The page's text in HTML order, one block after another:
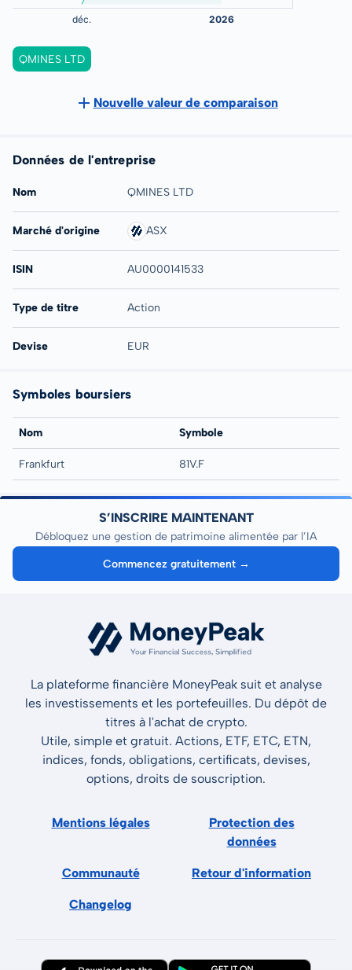
QMINES LTD
Nouvelle valeur de comparaison
Données de l'entreprise
Nom QMINES LTD
Marché d'origine ASX
ISIN AU0000141533
Type de titre Action
Devise EUR
Symboles boursiers
Nom Symbole
Frankfurt 81V.F
S’INSCRIRE MAINTENANT
Débloquez une gestion de patrimoine alimentée par l’IA
Commencez gratuitement →
La plateforme financière MoneyPeak suit et analyse
les investissements et les portefeuilles. Du dépôt de
titres à l'achat de crypto.
Utile, simple et gratuit. Actions, ETF, ETC, ETN,
indices, fonds, obligations, certificats, devises,
options, droits de souscription.
Mentions légales
Protection des
données
Communauté Retour d'information
Changelog